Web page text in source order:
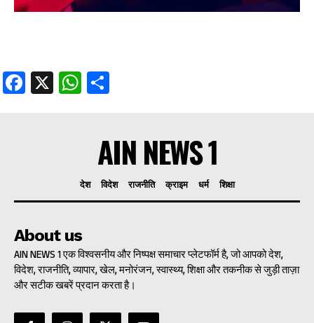
Facebook
X WhatsApp
AIN NEWS 1
देश विदेश राजनीति क्राइम धर्म शिक्षा
About us
AIN NEWS 1 एक विश्वसनीय और निष्पक्ष समाचार प्लेटफॉर्म है, जो आपको देश,
विदेश, राजनीति, व्यापार, खेल, मनोरंजन, स्वास्थ्य, शिक्षा और तकनीक से जुड़ी ताज़ा
और सटीक खबरें प्रदान करता है।